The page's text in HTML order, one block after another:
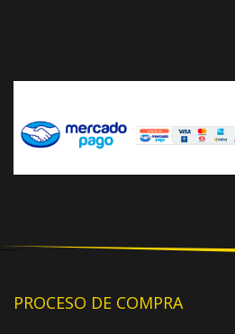
PROCESO DE COMPRA